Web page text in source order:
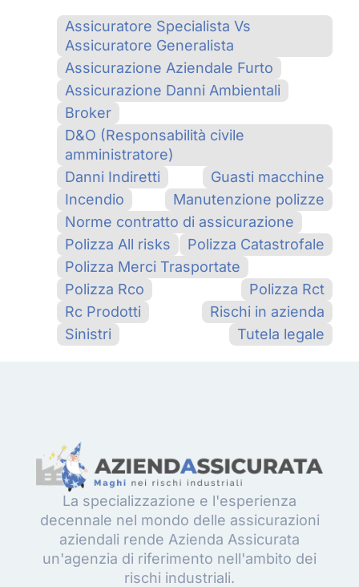
Assicuratore Specialista Vs
Assicuratore Generalista
Assicurazione Aziendale Furto
Assicurazione Danni Ambientali
Broker
D&O (Responsabilità civile
amministratore)
Danni Indiretti
Guasti macchine
Incendio
Manutenzione polizze
Norme contratto di assicurazione
Polizza All risks
Polizza Catastrofale
Polizza Merci Trasportate
Polizza Rco
Polizza Rct
Rc Prodotti
Rischi in azienda
Sinistri
Tutela legale
La specializzazione e l'esperienza
decennale nel mondo delle assicurazioni
aziendali rende Azienda Assicurata
un'agenzia di riferimento nell'ambito dei
rischi industriali.